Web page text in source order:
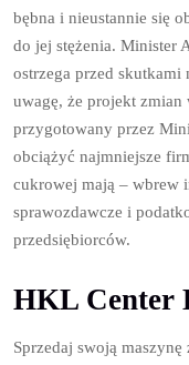
bębna i nieustannie się
do jej stężenia. Minister
ostrzega przed
uwagę, że projekt
przygotowany przez
obciążyć najmniejsze
cukrowej mają – wbrew
sprawozdawcze i
przedsiębiorców.
HKL Center
Sprzedaj swoją maszynę